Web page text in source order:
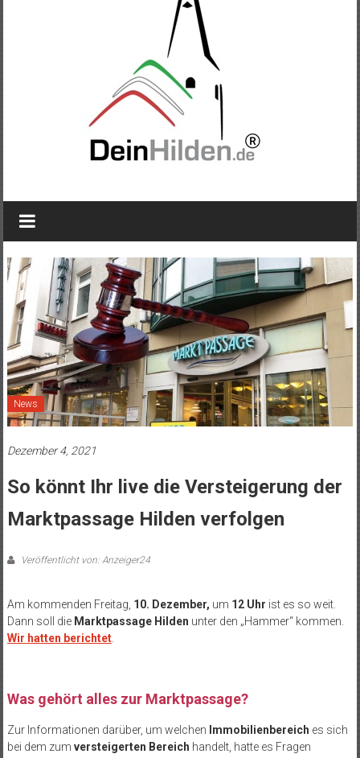
News
Dezember 4, 2021
So könnt Ihr live die Versteigerung der
Marktpassage Hilden verfolgen
Veröffentlicht von: Anzeiger24
Am kommenden Freitag, 10. Dezember, um 12 Uhr ist es so weit.
Dann soll die Marktpassage Hilden unter den „Hammer“ kommen.
Wir hatten berichtet.
Was gehört alles zur Marktpassage?
Zur Informationen darüber, um welchen Immobilienbereich es sich
bei dem zum versteigerten Bereich handelt, hatte es Fragen